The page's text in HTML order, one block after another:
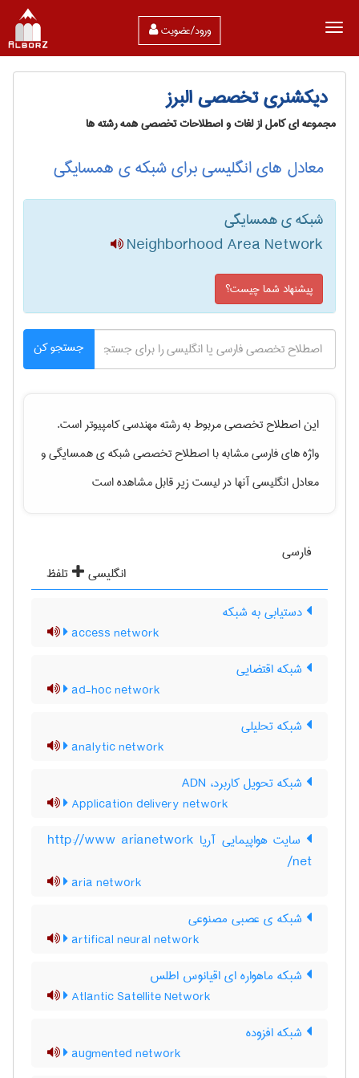
ورود/عضویت
دیکشنری تخصصی البرز
مجموعه ای کامل از لغات و اصطلاحات تخصصی همه رشته ها
معادل های انگلیسی برای شبکه‌ ی همسایگی
شبکه‌ ی همسایگی
Neighborhood Area Network
پیشنهاد شما چیست؟
جستجو کن
این اصطلاح تخصصی مربوط به رشتهمهندسی كامپيوتراست.
واژه های فارسی مشابه با اصطلاح تخصصیشبکه‌ ی همسایگیو
معادل انگلیسی آنها در لیست زیر قابل مشاهده است
فارسی
انگلیسی
تلفظ
دستیابی به شبکه
access network
شبکه اقتضایی
ad-hoc network
شبکه تحلیلی
analytic network
شبکه تحویل کاربرد، ADN
Application delivery network
سایت هواپیمایی آریا http://www arianetwork
net/
aria network
شبکه ی عصبی مصنوعی
artifical neural network
شبکه ماهواره ای اقیانوس اطلس
Atlantic Satellite Network
شبکه افزوده
augmented network